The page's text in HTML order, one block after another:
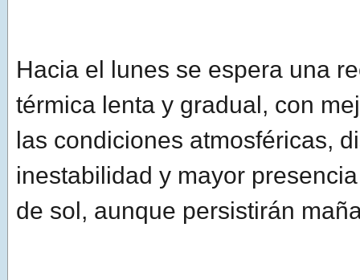
Hacia el lunes se espera una
térmica lenta y gradual, con
las condiciones atmosféricas,
inestabilidad y mayor
de sol, aunque persistirán